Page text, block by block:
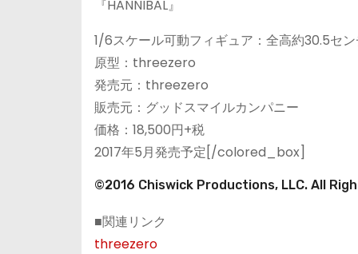
『HANNIBAL』
1/6スケール可動フィギュア：全高約30.5セ
原型：threezero
発売元：threezero
販売元：グッドスマイルカンパニー
価格：18,500円+税
2017年5月発売予定[/colored_box]
©2016 Chiswick Productions, LLC. All
■関連リンク
threezero